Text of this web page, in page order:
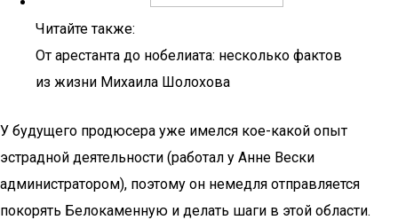
Читайте также:
От арестанта до нобелиата: несколько фактов
из жизни Михаила Шолохова
У будущего продюсера уже имелся кое-какой опыт
эстрадной деятельности (работал у Анне Вески
администратором), поэтому он немедля отправляется
покорять Белокаменную и делать шаги в этой области.